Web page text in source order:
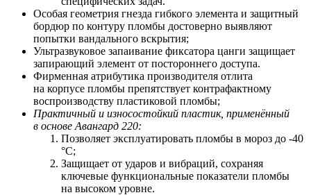
Особая геометрия гнезда гибкого элемента и защитный
бордюр по контуру пломбы достоверно выявляют
попытки вандального вскрытия;
Ультразвуковое запаивание фиксатора цанги защищает
запирающий элемент от постороннего доступа.
Фирменная атрибутика производителя отлита
на корпусе пломбы препятствует контрафактному
воспроизводству пластиковой пломбы;
Практичный и износостойкий пластик, применённый
в основе Авангард 220:
Позволяет эксплуатировать пломбы в мороз до -40
°С;
Защищает от ударов и вибраций, сохраняя
ключевые функциональные показатели пломбы
на высоком уровне.